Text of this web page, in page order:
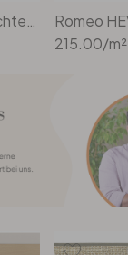
215.00/m²